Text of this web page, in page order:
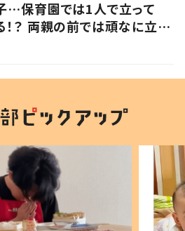
…保育園では1人で立って
！？ 両親の前では頑なに立た